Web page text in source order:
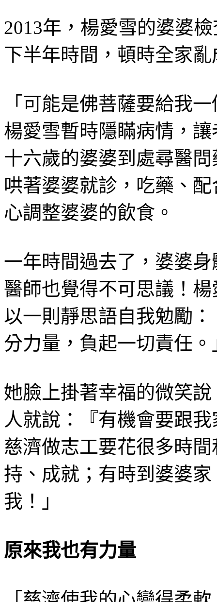
2013年，楊愛雪的婆婆
下半年時間，頓時全家
「可能是佛菩薩要給我
楊愛雪暫時隱瞞病情，
十六歲的婆婆到處尋醫
哄著婆婆就診，吃藥、
心調整婆婆的飲食。
一年時間過去了，婆婆
醫師也覺得不可思議！
以一則靜思語自我勉勵
分力量，負起一切責任。
她臉上掛著幸福的微笑
人就說：『有機會要跟
慈濟做志工要花很多時
持、成就；有時到婆婆
我！」
原來我也有力量